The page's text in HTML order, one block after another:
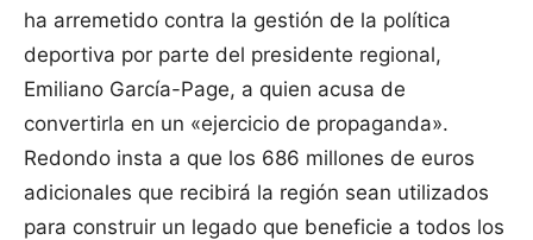
ha arremetido contra la gestión de la política
deportiva por parte del presidente regional,
Emiliano García-Page, a quien acusa de
convertirla en un «ejercicio de propaganda».
Redondo insta a que los 686 millones de euros
adicionales que recibirá la región sean utilizados
para construir un legado que beneficie a todos los